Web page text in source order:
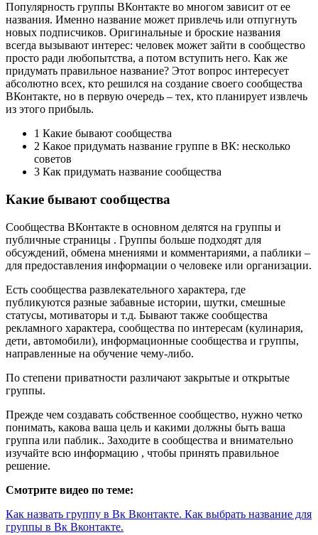
Популярность группы ВКонтакте во многом зависит от ее
названия. Именно название может привлечь или отпугнуть
новых подписчиков. Оригинальные и броские названия
всегда вызывают интерес: человек может зайти в сообщество
просто ради любопытства, а потом вступить него. Как же
придумать правильное название? Этот вопрос интересует
абсолютно всех, кто решился на создание своего сообщества
ВКонтакте, но в первую очередь – тех, кто планирует извлечь
из этого прибыль.
1 Какие бывают сообщества
2 Какое придумать название группе в ВК: несколько
советов
3 Как придумать название сообщества
Какие бывают сообщества
Сообщества ВКонтакте в основном делятся на группы и
публичные страницы . Группы больше подходят для
обсуждений, обмена мнениями и комментариями, а паблики –
для предоставления информации о человеке или организации.
Есть сообщества развлекательного характера, где
публикуются разные забавные истории, шутки, смешные
статусы, мотиваторы и т.д. Бывают также сообщества
рекламного характера, сообщества по интересам (кулинария,
дети, автомобили), информационные сообщества и группы,
направленные на обучение чему-либо.
По степени приватности различают закрытые и открытые
группы.
Прежде чем создавать собственное сообщество, нужно четко
понимать, какова ваша цель и какими должны быть ваша
группа или паблик.. Заходите в сообщества и внимательно
изучайте всю информацию , чтобы принять правильное
решение.
Смотрите видео по теме:
Как назвать группу в Вк Вконтакте. Как выбрать название для
группы в Вк Вконтакте.